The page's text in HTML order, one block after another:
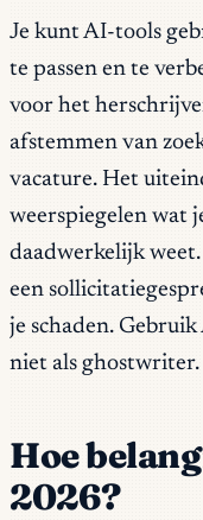
Je kunt AI-tools
te passen en te
voor het
afstemmen van
vacature. Het
weerspiegelen wat
daadwerkelijk
een
je schaden.
niet als ghostwriter.
Hoe
2026?